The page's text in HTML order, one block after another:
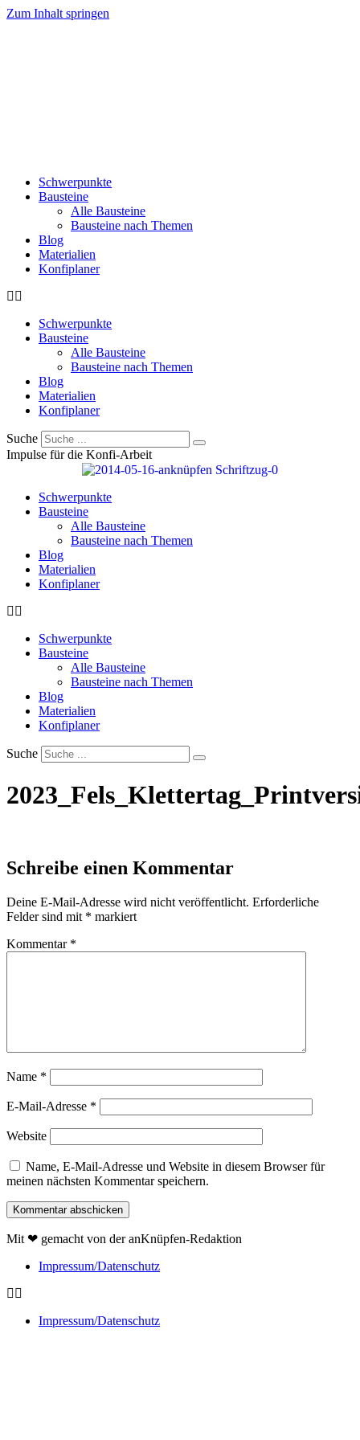
Zum Inhalt springen
Schwerpunkte
Bausteine
Alle Bausteine
Bausteine nach Themen
Blog
Materialien
Konfiplaner
Schwerpunkte
Bausteine
Alle Bausteine
Bausteine nach Themen
Blog
Materialien
Konfiplaner
Suche
Impulse für die Konfi-Arbeit
Schwerpunkte
Bausteine
Alle Bausteine
Bausteine nach Themen
Blog
Materialien
Konfiplaner
Schwerpunkte
Bausteine
Alle Bausteine
Bausteine nach Themen
Blog
Materialien
Konfiplaner
Suche
Schreibe einen Kommentar
Deine E-Mail-Adresse wird nicht veröffentlicht. Erforderliche
Felder sind mit * markiert
Kommentar *
Name *
E-Mail-Adresse *
Website
Name, E-Mail-Adresse und Website in diesem Browser für
meinen nächsten Kommentar speichern.
Mit ❤ gemacht von der anKnüpfen-Redaktion
Impressum/Datenschutz
Impressum/Datenschutz